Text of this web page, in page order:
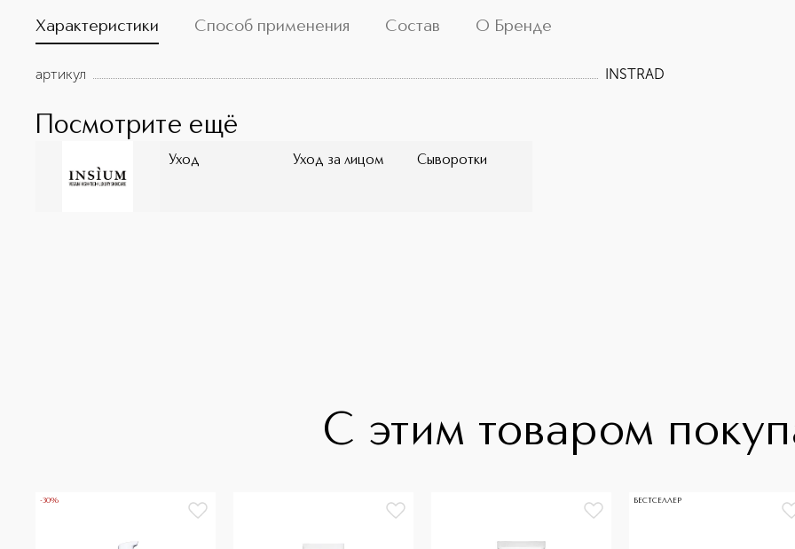
Характеристики Способ применения Состав О Бренде
артикул INSTRAD
Посмотрите ещё
Уход Уход за лицом Сыворотки
С этим товаром
-30% БЕСТСЕЛЛЕР